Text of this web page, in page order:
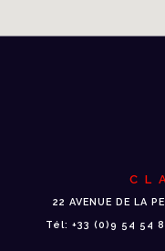
22 AVENUE DE LA
Tél: +33 (0)9 54 54